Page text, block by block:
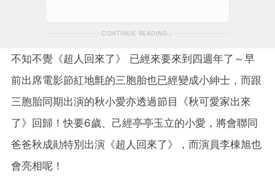
CONTINUE READING
不知不覺《超人回來了》 已經來要來到四週年了～早
前出席電影節紅地氈的三胞胎也已經變成小紳士，而跟
三胞胎同期出演的秋小愛亦透過節目《秋可愛家出來
了》回歸！快要6歲、己經亭亭玉立的小愛，將會聯同
爸爸秋成勛特別出演《超人回來了》，而演員李棟旭也
會亮相呢！